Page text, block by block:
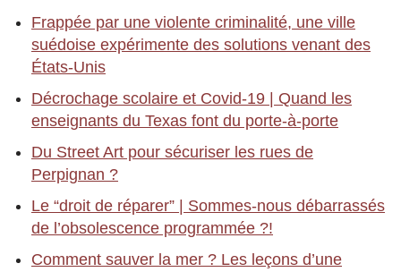
Frappée par une violente criminalité, une ville
suédoise expérimente des solutions venant des
États-Unis
Décrochage scolaire et Covid-19 | Quand les
enseignants du Texas font du porte-à-porte
Du Street Art pour sécuriser les rues de
Perpignan ?
Le “droit de réparer” | Sommes-nous débarrassés
de l’obsolescence programmée ?!
Comment sauver la mer ? Les leçons d’une